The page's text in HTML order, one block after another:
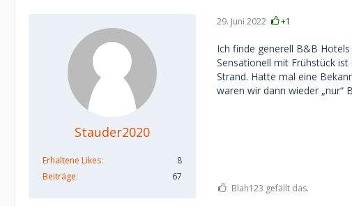
Stauder2020
Erhaltene Likes
8
Beiträge
67
29. Juni 2022 +1
Ich finde generell B&B
Sensationell mit Frühstück
Strand. Hatte mal eine
waren wir dann wieder „nur“
Blah123 gefällt das.